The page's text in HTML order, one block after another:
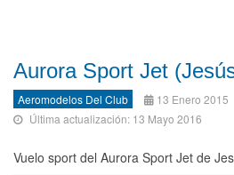
Aurora Sport Jet
Aeromodelos Del Club
13 Enero 2015
Última actualización: 13 Mayo 2016
Vuelo sport del Aurora Sport Jet de